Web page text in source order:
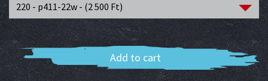
220 - p411-22w - (2 500 Ft)
Add to cart